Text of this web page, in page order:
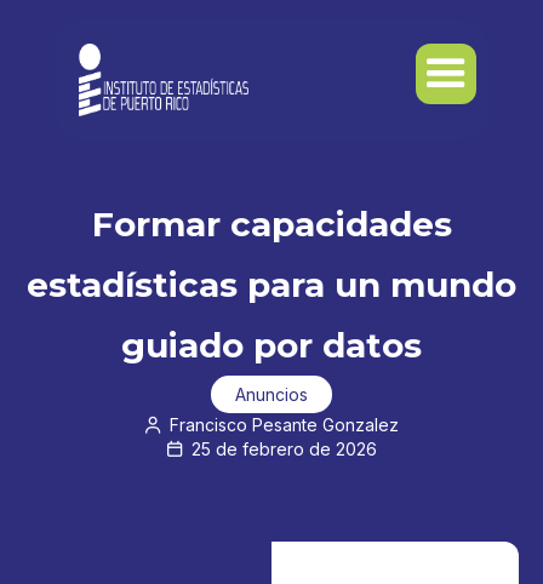
Formar capacidades
estadísticas para un mundo
guiado por datos
Anuncios
 Francisco Pesante Gonzalez
 25 de febrero de 2026